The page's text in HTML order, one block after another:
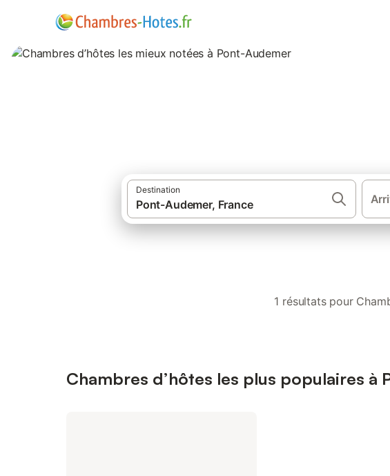
Destination
1 résultats pour
Chambres d’hôtes les plus populaires à